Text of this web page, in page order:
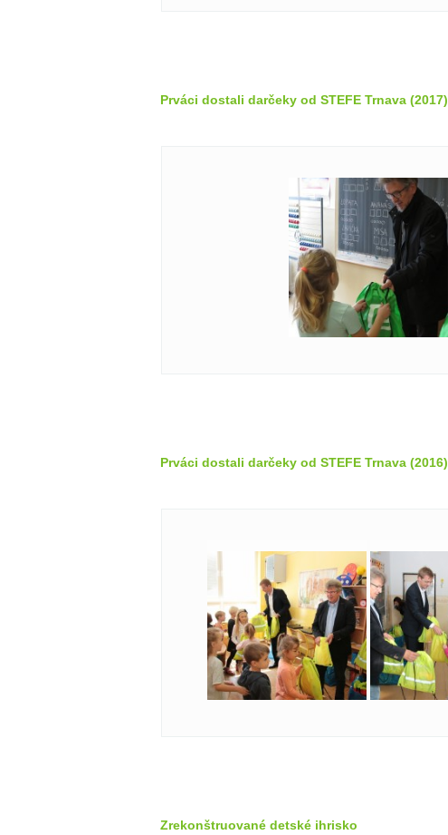
Prváci dostali darčeky od STEFE Trnava (2017)
Prváci dostali darčeky od STEFE Trnava (2016)
Zrekonštruované detské ihrisko